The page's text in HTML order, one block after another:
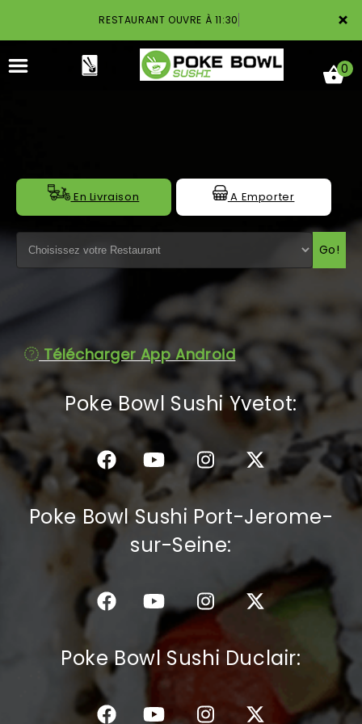
×
RESTAURANT OUVRE À 11:30
ACCUEIL
LA CARTE
MENTIONS LÉGALES
C.G.V
0
En Livraison A Emporter
Go!
Télécharger App Android
Poke Bowl Sushi Yvetot:
Poke Bowl Sushi Port-Jerome-
sur-Seine:
Poke Bowl Sushi Duclair: